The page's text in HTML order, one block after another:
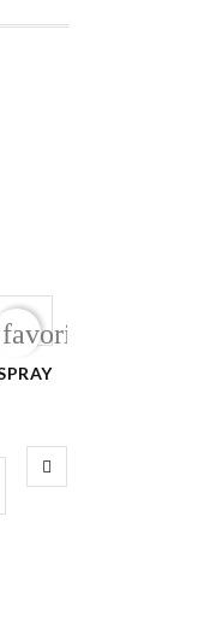
favorite_border